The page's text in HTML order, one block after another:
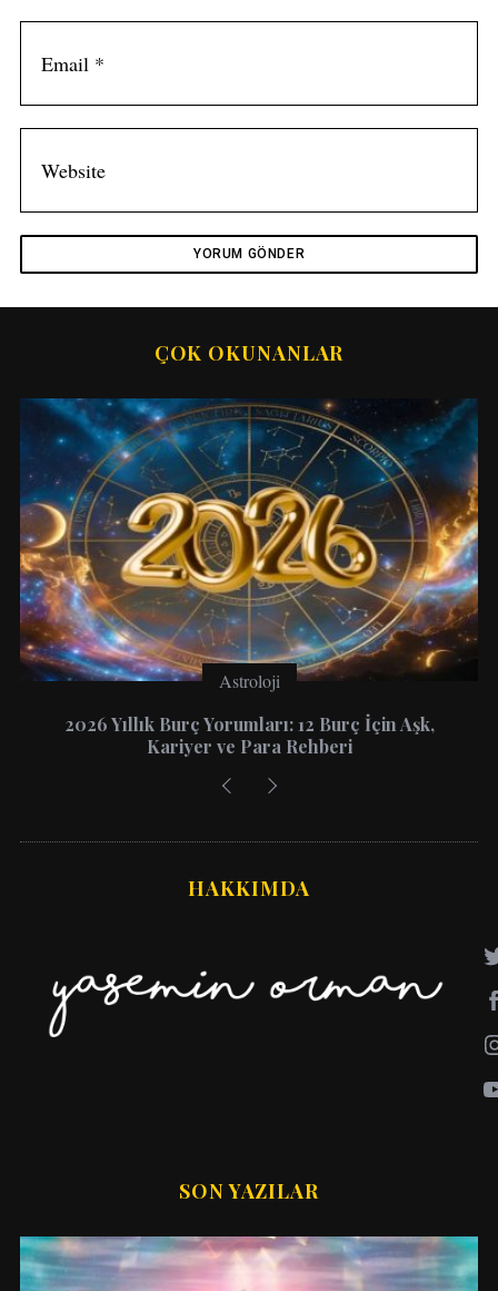
ÇOK OKUNANLAR
Astroloji
2026 Yıllık Burç Yorumları: 12 Burç İçin Aşk,
Kariyer ve Para Rehberi
HAKKIMDA
SON YAZILAR